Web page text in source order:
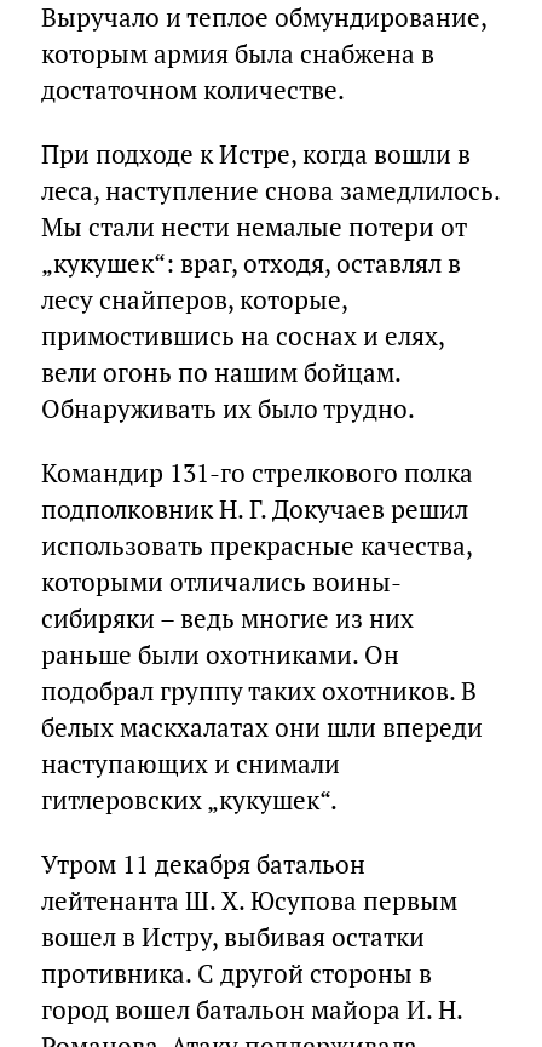
Выручало и теплое обмундирование,
которым армия была снабжена в
достаточном количестве.
При подходе к Истре, когда вошли в
леса, наступление снова замедлилось.
Мы стали нести немалые потери от
„кукушек“: враг, отходя, оставлял в
лесу снайперов, которые,
примостившись на соснах и елях,
вели огонь по нашим бойцам.
Обнаруживать их было трудно.
Командир 131-го стрелкового полка
подполковник Н. Г. Докучаев решил
использовать прекрасные качества,
которыми отличались воины-
сибиряки – ведь многие из них
раньше были охотниками. Он
подобрал группу таких охотников. В
белых маскхалатах они шли впереди
наступающих и снимали
гитлеровских „кукушек“.
Утром 11 декабря батальон
лейтенанта Ш. X. Юсупова первым
вошел в Истру, выбивая остатки
противника. С другой стороны в
город вошел батальон майора И. Н.